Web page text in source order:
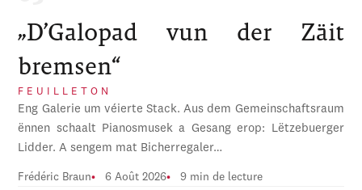
„D’Galopad vun der Zäit
bremsen“
FEUILLETON
Eng Galerie um véierte Stack. Aus dem Gemeinschaftsraum
ënnen schaalt Pianosmusek a Gesang erop: Lëtzebuerger
Lidder. A sengem mat Bicherregaler…
Frédéric Braun 6 Août 2026 9 min de lecture